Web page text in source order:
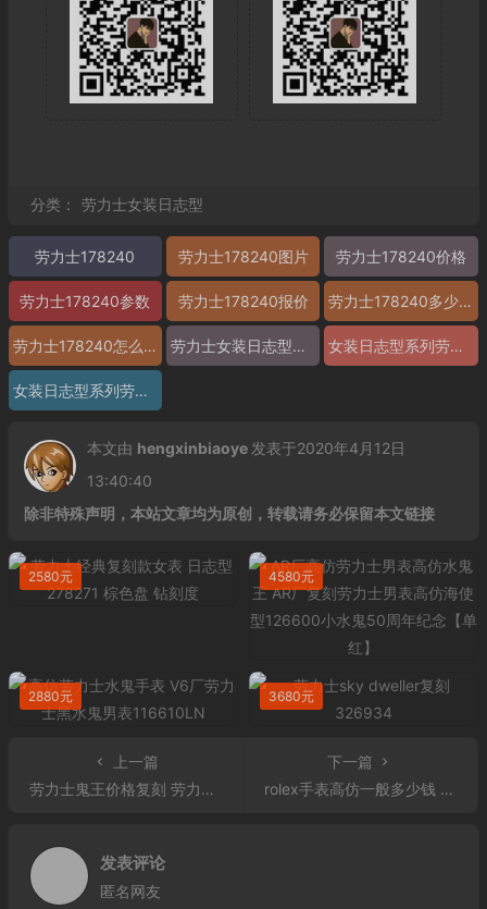
分类： 劳力士女装日志型
劳力士178240 劳力士178240图片 劳力士178240价格
劳力士178240参数 劳力士178240报价 劳力士178240多少钱
劳力士178240怎么样 劳力士女装日志型劳力士178240 精仿劳力士178240 高仿劳力士178240 复刻劳力士178240 a货劳力士178240 超a劳力士178240 一比一精仿劳力士178240 一比一高仿劳力士178240 女装日志型系列劳力士178240 女装日志型系列劳力士178240图片
女装日志型系列劳力士178240价
本文由 hengxinbiaoye 发表于2020年4月12日
13:40:40
除非特殊声明，本站文章均为原创，转载请务必保留本文链接
2580元 4580元
2880元 3680元
上一篇
劳力士鬼王价格复刻 劳力士渐变鬼王复刻SEA-DWELLER鬼王黑金钢43MM单红
下一篇
rolex手表高仿一般多少钱 劳力士Sky-Dweller 326933 间金 复刻表
发表评论
匿名网友